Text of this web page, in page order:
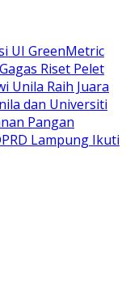
UI GreenMetric
Riset Pelet
Unila Raih Juara
dan Universiti
Pangan
Lampung Ikuti